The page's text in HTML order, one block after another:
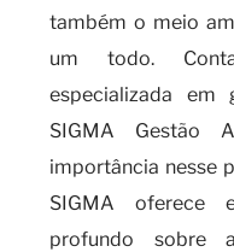
também o meio
um todo.
especializada em
SIGMA Gestão
importância nesse
SIGMA oferece
profundo sobre